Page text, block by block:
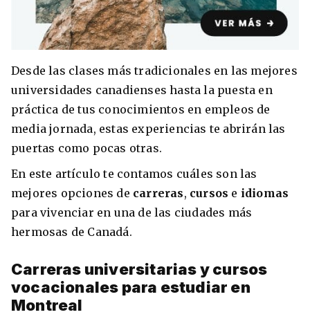
8 ciudades para tomar cursos de inglés
intensivo
Barbie Castoldi 09/11/2021
Estudia Business en Auckland
Desde las clases más tradicionales en las mejores
universidades canadienses hasta la puesta en
práctica de tus conocimientos en empleos de
media jornada, estas experiencias te abrirán las
puertas como pocas otras.
En este artículo te contamos cuáles son las
mejores opciones de carreras, cursos e idiomas
para vivenciar en una de las ciudades más
hermosas de Canadá.
Carreras universitarias y cursos
vocacionales para estudiar en
Montreal